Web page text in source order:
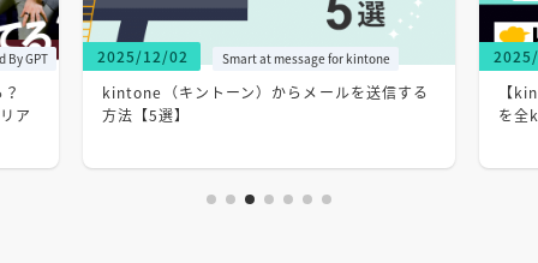
みやすい解析
By GPT
ア
2025/12/02 Smart at message for kintone
kintone（キントーン）からメールを送信する
方法【5選】
【
を全